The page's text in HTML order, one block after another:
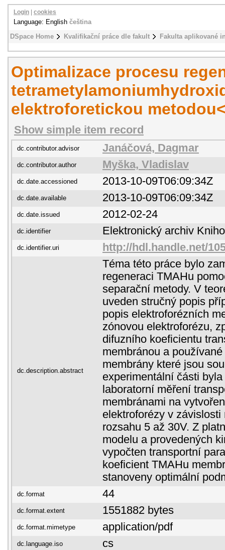
DSpace Home Kvalifikační práce dle fakult Fakulta aplikované
Login cookies
Language: English čeština
Optimalizace procesu
elektroforetickou
Show simple item record
dc.contributor.advisor Janáčová, Dagmar
dc.contributor.author Myška, Vladislav
dc.date.accessioned 2013-10-09T06:09:34Z
dc.date.available 2013-10-09T06:09:34Z
dc.date.issued 2012-02-24
dc.identifier Elektronický archiv
dc.identifier.uri http://hdl.handle.net/
dc.description.abstract
Téma této práce bylo
regeneraci TMAHu
separační metody. V
uveden stručný popis
popis elektroforézních
zónovou elektroforézu,
difuzního koeficientu
membránou a
membrány které jsou
experimentální části
laboratorní měření
membránami na
elektroforézy v
rozsahu 5 až 30V. Z
modelu a provedených
vypočten transportní
koeficient TMAHu
stanoveny optimální
dc.format 44
dc.format.extent 1551882 bytes
dc.format.mimetype application/pdf
dc.language.iso cs